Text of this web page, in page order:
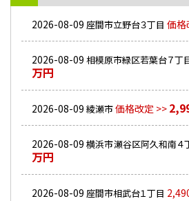
2026-08-09 座間市立野台３丁目 価格
2026-08-09 相模原市緑区若葉台７丁
万円
2026-08-09 綾瀬市価格改定 >>
2026-08-09 横浜市瀬谷区阿久和南４
万円
2026-08-09 座間市相武台１丁目